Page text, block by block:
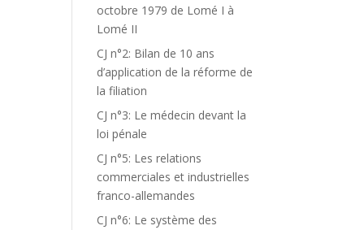
octobre 1979 de Lomé I à
Lomé II
CJ n°2: Bilan de 10 ans
d’application de la réforme de
la filiation
CJ n°3: Le médecin devant la
loi pénale
CJ n°5: Les relations
commerciales et industrielles
franco-allemandes
CJ n°6: Le système des